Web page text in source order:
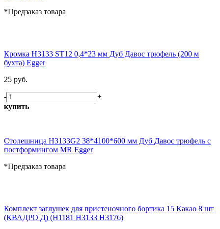
*Предзаказ товара
Кромка H3133 ST12 0,4*23 мм Дуб Давос трюфель (200 м
бухта) Egger
25 руб.
-
+
купить
Столешница H3133G2 38*4100*600 мм Дуб Давос трюфель с
постформингом MR Egger
*Предзаказ товара
Комплект заглушек для пристеночного бортика 15 Какао 8 шт
(КВАДРО Д) (H1181 H3133 H3176)